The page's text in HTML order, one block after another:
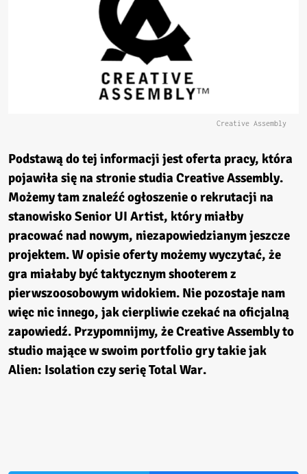
Creative Assembly
Podstawą do tej informacji jest oferta pracy, która
pojawiła się na stronie studia Creative Assembly.
Możemy tam znaleźć ogłoszenie o rekrutacji na
stanowisko Senior UI Artist, który miałby
pracować nad nowym, niezapowiedzianym jeszcze
projektem. W opisie oferty możemy wyczytać, że
gra miałaby być taktycznym shooterem z
pierwszoosobowym widokiem. Nie pozostaje nam
więc nic innego, jak cierpliwie czekać na oficjalną
zapowiedź. Przypomnijmy, żeCreative Assembly to
studio mające w swoim portfolio gry takie jak
Alien: Isolationczy serięTotal War.